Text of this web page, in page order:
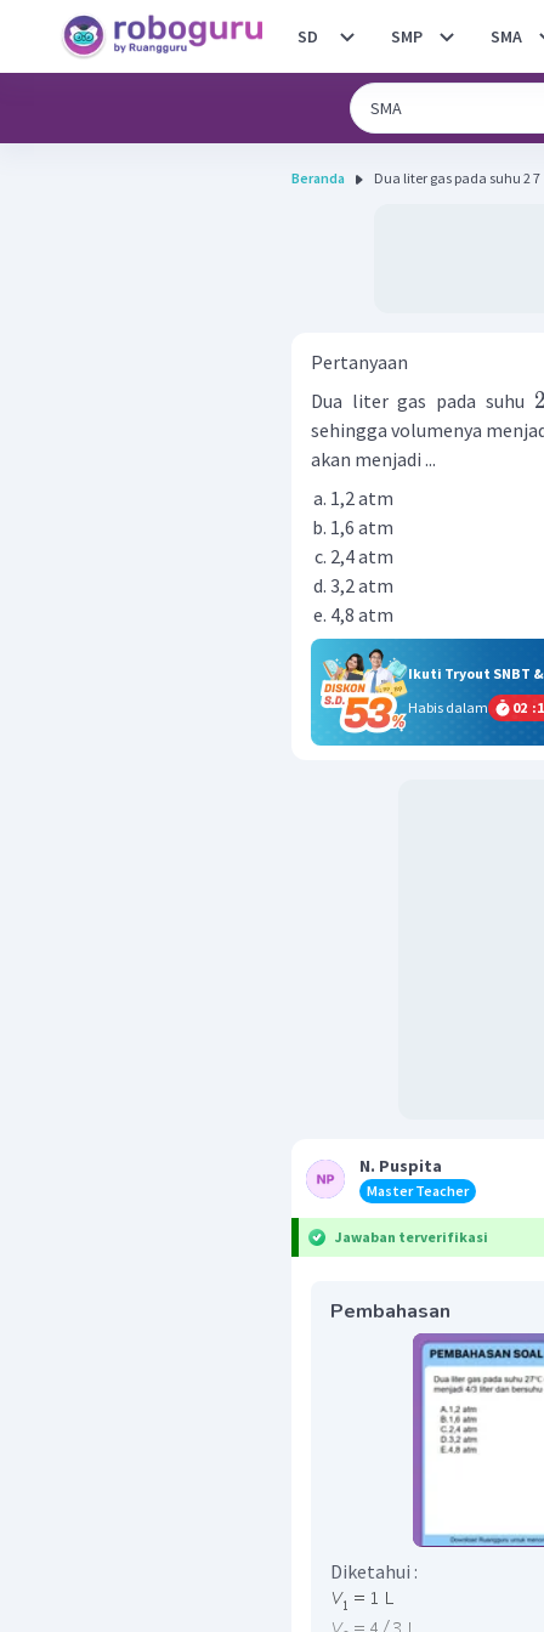
SD SMP SMA
Beranda Dua liter gas pada suhu 2
Pertanyaan
Dua liter gas pada suhu 2
sehingga volumenya
akan menjadi ...
1,2 atm
1,6 atm
2,4 atm
3,2 atm
4,8 atm
Ikuti Tryout SNBT
Habis dalam
02 :
N. Puspita
Master Teacher
Jawaban terverifikasi
Pembahasan
Diketahui :